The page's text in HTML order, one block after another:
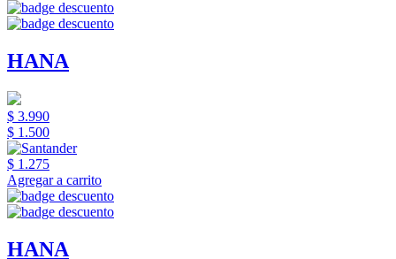
HANA
$ 3.990
$ 1.500
$ 1.275
Agregar a carrito
HANA